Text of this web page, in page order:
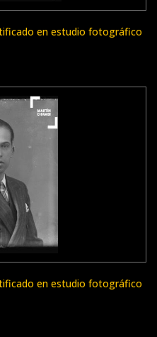
en estudio fotográfico
en estudio fotográfico